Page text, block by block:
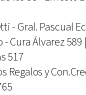
- Gral. Pascual
- Cura Álvarez 589
517
Regalos y